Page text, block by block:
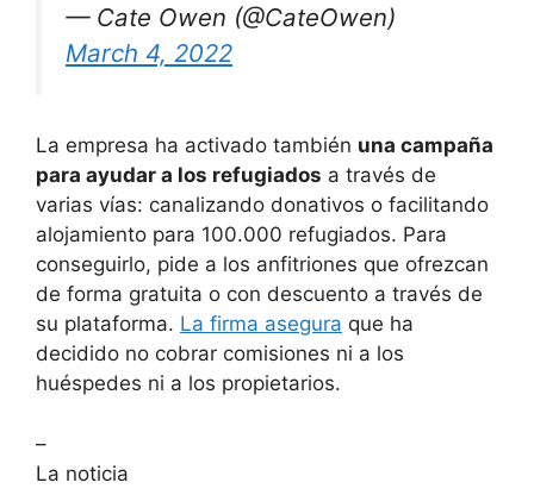
— Cate Owen (@CateOwen)
March 4, 2022
La empresa ha activado también una campaña
para ayudar a los refugiados a través de
varias vías: canalizando donativos o facilitando
alojamiento para 100.000 refugiados. Para
conseguirlo, pide a los anfitriones que ofrezcan
de forma gratuita o con descuento a través de
su plataforma. La firma asegura que ha
decidido no cobrar comisiones ni a los
huéspedes ni a los propietarios.
–
La noticia